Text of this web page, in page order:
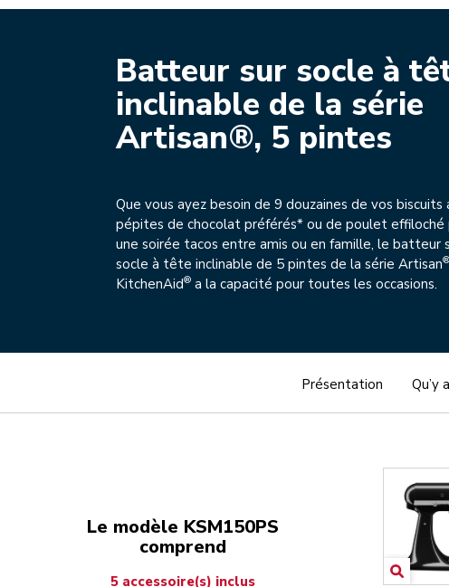
Batteur sur socle à
inclinable de la série
Artisan®, 5 pintes
Que vous ayez besoin de 9 douzaines de vos biscuits
pépites de chocolat préférés* ou de poulet effiloché
une soirée tacos entre amis ou en famille, le batteur
socle à tête inclinable de 5 pintes de la série Artisan®
KitchenAid® a la capacité pour toutes les occasions.
Présentation Qu’y
Le modèle KSM150PS
comprend
5 accessoire(s) inclus